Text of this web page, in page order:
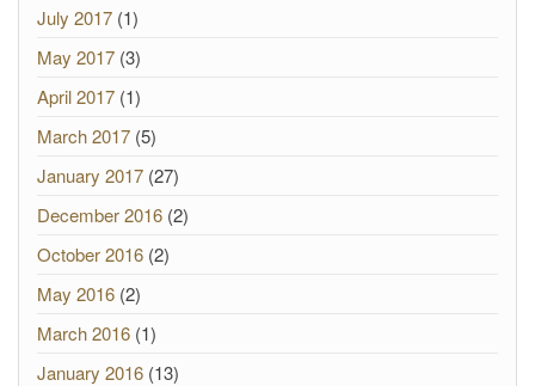
July 2017 (1)
May 2017 (3)
April 2017 (1)
March 2017 (5)
January 2017 (27)
December 2016 (2)
October 2016 (2)
May 2016 (2)
March 2016 (1)
January 2016 (13)